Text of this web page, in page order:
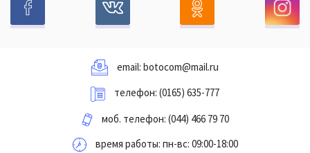
email: botocom@mail.ru
телефон: (0165) 635-777
моб. телефон: (044) 466 79 70
время работы: пн-вс: 09:00-18:00